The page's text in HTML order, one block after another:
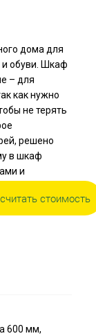
дома для
обуви. Шкаф
– для
как нужно
не терять
решено
в шкаф
и
600 мм,
стоимость